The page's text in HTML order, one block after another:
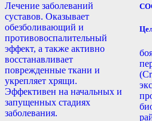
Лечение заболеваний
суставов. Оказывает
обезболивающий и
противовоспалительный
эффект, а также активно
восстанавливает
поврежденные ткани и
укрепляет хрящи.
Эффективен на начальных и
запущенных стадиях
заболевания.